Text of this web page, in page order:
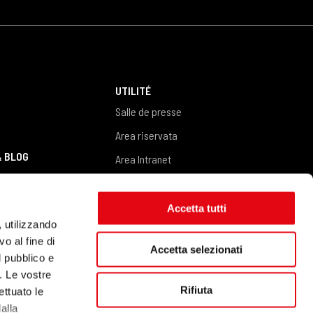
utilizzando
al fine di
pubblico e
Le vostre
le
Accetta tutti
Accetta selezionati
Rifiuta
BLOG
UTILITÉ
Salle de presse
Area riservata
Area Intranet
Contactez-nous